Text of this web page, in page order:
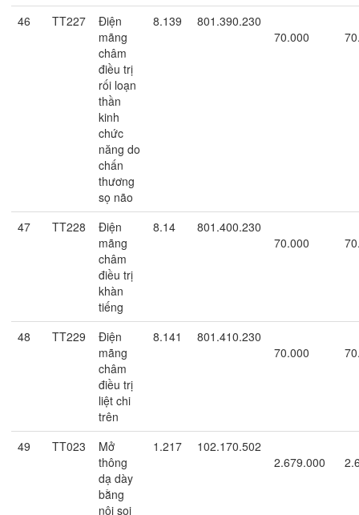
46 TT227
Điện
mãng
châm
điều trị
rối loạn
thần
kinh
chức
năng do
chấn
thương
sọ não
8.139
801.390.230
70.000
47 TT228
Điện
mãng
châm
điều trị
khàn
tiếng
8.14
801.400.230
70.000
48 TT229
Điện
mãng
châm
điều trị
liệt chi
trên
8.141
801.410.230
70.000
49 TT023
Mở
thông
dạ dày
bằng
nội soi
1.217
102.170.502
2.679.000